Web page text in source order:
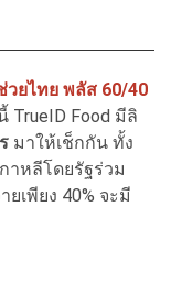
วยไทย พลัส 60/40
Food มีลิ
มาให้เช็กกัน ทั้ง
าหลีโดยรัฐร่วม
เพียง 40% จะมี